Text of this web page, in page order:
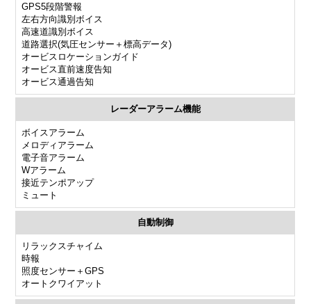
GPS5段階警報
左右方向識別ボイス
高速道識別ボイス
道路選択(気圧センサー＋標高データ)
オービスロケーションガイド
オービス直前速度告知
オービス通過告知
レーダーアラーム機能
ボイスアラーム
メロディアラーム
電子音アラーム
Wアラーム
接近テンポアップ
ミュート
自動制御
リラックスチャイム
時報
照度センサー＋GPS
オートクワイアット